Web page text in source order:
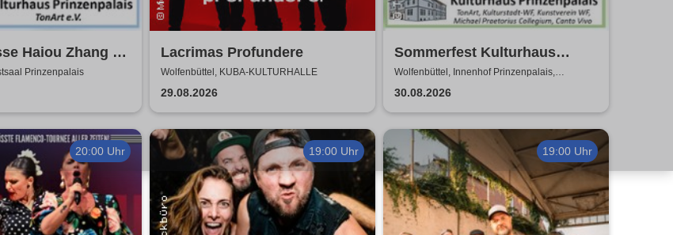
Haiou Zhang -
des
RESONANZ
Prinzenpalais
Lacrimas Profundere
Wolfenbüttel, KUBA-KULTURHALLE
29.08.2026
Sommerfest Kulturhaus
Prinzenpalais
Wolfenbüttel, Innenhof Prinzenpalais,
Wolfenbüttel
30.08.2026
20:00 Uhr 19:00 Uhr 19:00 Uhr